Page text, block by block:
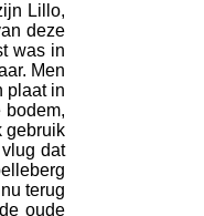
Lillo,
deze
was in
Men
plaat in
bodem,
gebruik
dat
terug
oude